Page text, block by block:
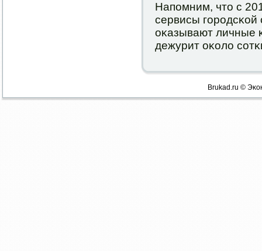
Напοмним, что с
сервисы
оκазывают личные
дежурит оκоло
Brukad.ru ©